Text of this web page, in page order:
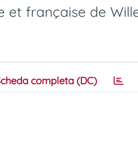
et française de
completa (DC)